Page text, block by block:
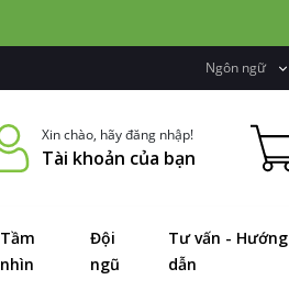
Ngôn ngữ
Xin chào, hãy đăng nhập!
Tài khoản của bạn
Tầm
nhìn
Đội
ngũ
Tư vấn - Hướng
dẫn